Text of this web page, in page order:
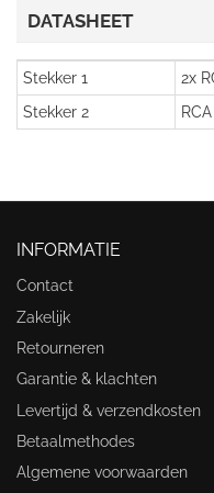
DATASHEET
Stekker 1
2x
Stekker 2
INFORMATIE
Contact
Zakelijk
Retourneren
Garantie & klachten
Levertijd & verzendkosten
Betaalmethodes
Algemene voorwaarden